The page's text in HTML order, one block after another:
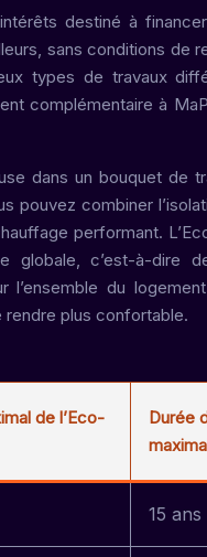
destiné à
sans conditions de
types de travaux
complémentaire à
dans un bouquet de
pouvez combiner
performant.
globale, c’est-à-dire
l’ensemble du
rendre plus confortable.
de l’Eco-
Durée
15 ans